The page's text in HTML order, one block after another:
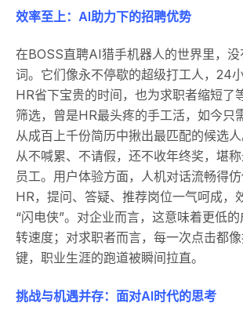
效率至上：AI助力下的招聘优势
在BOSS直聘AI猎手机器人的世界里，没
词。它们像永不停歇的超级打工人，24
HR省下宝贵的时间，也为求职者缩短了
筛选，曾是HR最头疼的手工活，如今只
从成百上千份简历中揪出最匹配的候选
从不喊累、不请假，还不收年终奖，堪
员工。用户体验方面，人机对话流畅得
HR，提问、答疑、推荐岗位一气呵成，
“闪电侠”。对企业而言，这意味着更低
转速度；对求职者而言，每一次点击都
键，职业生涯的跑道被瞬间拉直。
挑战与机遇并存：面对AI时代的思考